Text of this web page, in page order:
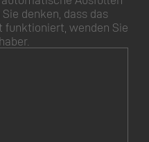
denken, dass das
wenden Sie